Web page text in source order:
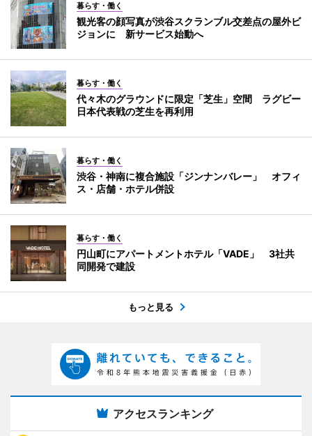
暮らす・働く
観光客の顔写真が渋谷スクランブル交差点の屋外ビ
ジョンに 新サービス始動へ
暮らす・働く
代々木のグラウンドに限定「芝生」空間 ラグビー
日本代表戦の芝生を再利用
暮らす・働く
渋谷・神南に複合施設「ジンナンバレー」 オフィ
ス・店舗・ホテル併設
暮らす・働く
円山町にアパートメントホテル「VADE」 3社共
同開発で建設
もっと見る
アクセスランキング